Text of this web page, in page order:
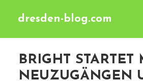
dresden-blog.com
BRIGHT STARTET
NEUZUGÄNGEN